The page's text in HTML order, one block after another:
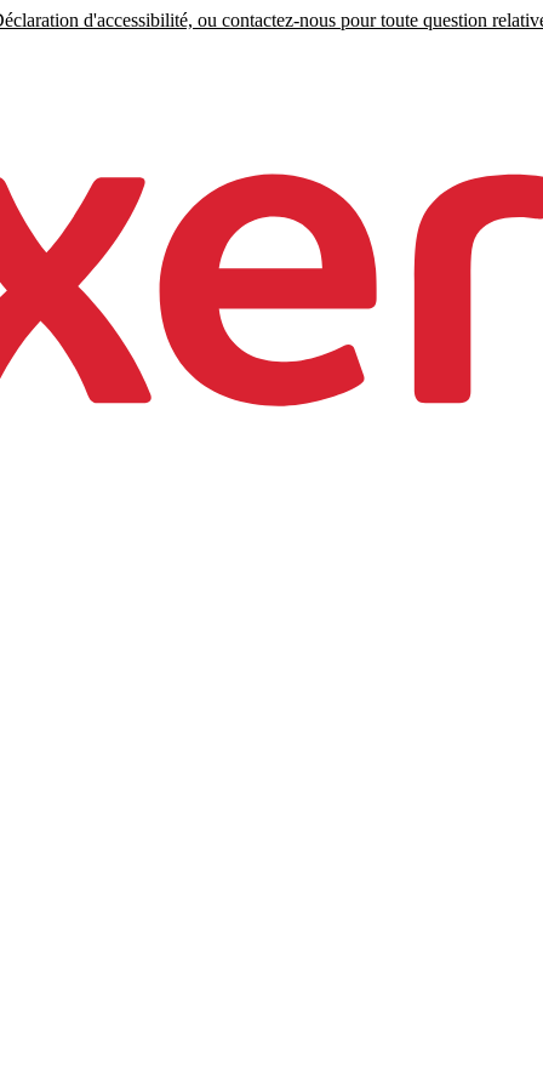
d'accessibilité, ou contactez-nous pour toute question